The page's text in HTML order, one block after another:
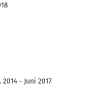
- Juni 2017